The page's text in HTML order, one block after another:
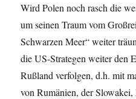
Wird Polen noch rasch die
um seinen Traum vom
Schwarzen Meer“ weiter
die US-Strategen weiter den
Rußland verfolgen, d.h. mit
von Rumänien, der